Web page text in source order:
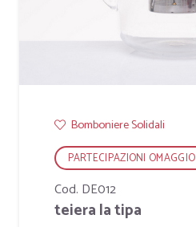
Bomboniere Solidali
PARTECIPAZIONI OMAGGIO
Cod. DE012
teiera la tipa